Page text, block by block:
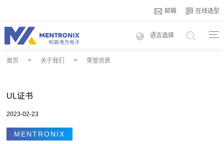
邮箱 在线选型
语言选择
首页 » 关于我们 »荣誉资质
UL证书
2023-02-23
MENTRONIX